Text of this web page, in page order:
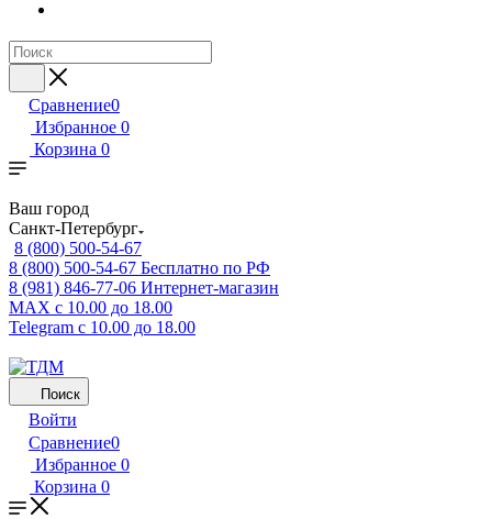
Сравнение0
Избранное 0
Корзина 0
Ваш город
Санкт-Петербург
8 (800) 500-54-67
8 (800) 500-54-67 Бесплатно по РФ
8 (981) 846-77-06 Интернет-магазин
MAX с 10.00 до 18.00
Telegram с 10.00 до 18.00
Поиск
Войти
Сравнение0
Избранное 0
Корзина 0